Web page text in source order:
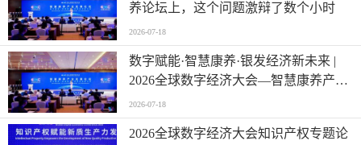
养论坛上，这个问题激辩了数个小时
2026-07-18
数字赋能·智慧康养·银发经济新未来 |
2026全球数字经济大会—智慧康养产业
发展论坛在京举办
2026-07-18
2026全球数字经济大会知识产权专题论